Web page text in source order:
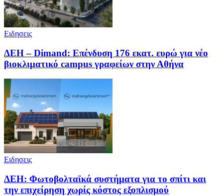
Ειδησεις
ΔΕΗ – Dimand: Επένδυση 176 εκατ. ευρώ για νέο
βιοκλιματικό campus γραφείων στην Αθήνα
Ειδησεις
ΔΕΗ: Φωτοβολταϊκά συστήματα για το σπίτι και
την επιχείρηση χωρίς κόστος εξοπλισμού